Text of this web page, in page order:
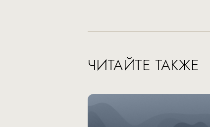
ЧИТАЙТЕ ТАКЖЕ